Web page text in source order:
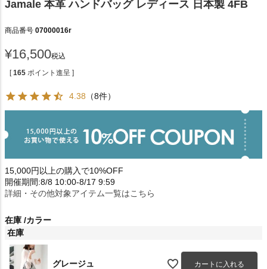
Jamale 本革 ハンドバッグ レディース 日本製 4FB
商品番号 07000016r
¥16,500税込
[ 165 ポイント進呈 ]
4.38 （8件）
15,000円以上の購入で10%OFF
開催期間:8/8 10:00-8/17 9:59
詳細・その他対象アイテム一覧はこちら
在庫 カラー
在庫
グレージュ カートに入れる